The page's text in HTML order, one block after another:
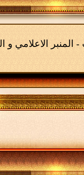
- المنبر الاعلامي